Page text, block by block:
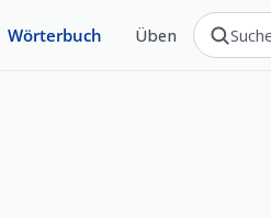
Wörterbuch Üben